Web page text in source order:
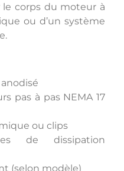
corps du moteur à
ou d’un système
pas à pas NEMA 17
ou clips
de dissipation
(selon modèle)